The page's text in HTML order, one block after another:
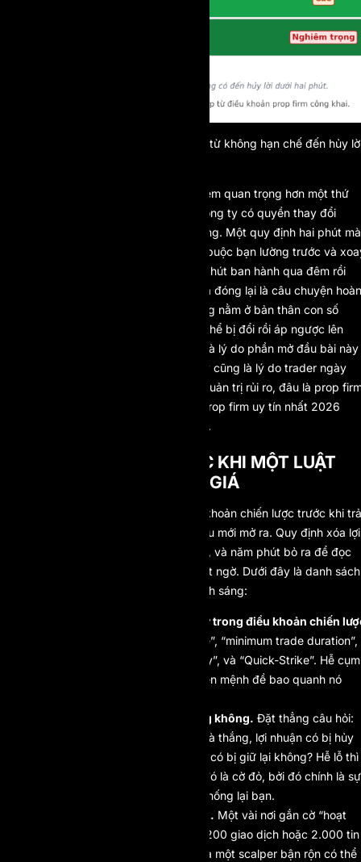
Hình 3. Bức tranh các mốc giữ lệnh, từ không hạn chế đến hủy
Con số cụ thể của ngưỡng thật ra kém quan trọng hơn một thứ
mà bảng trên không thể hiện: liệu công ty có quyền thay đổi
ngưỡng đó rồi áp ngược lại hay không. Một quy định hai phút mà
bạn nắm rõ ngay từ đầu chỉ là ràng buộc bạn lường trước và
xở được. Nhưng một quy định một phút ban hành qua đêm rồi
quét ngược vào những vị thế bạn đã đóng lại là câu chuyện hoàn
toàn khác. Mối nguy đích thực không nằm ở bản thân con số
ngưỡng, mà ở chỗ một quy định có thể bị đổi rồi áp ngược lên
những giao dịch đã hoàn tất, và đó là lý do phần mở đầu bài này
khép lại bằng một vụ đóng cửa. Đây cũng là lý do trader ngày
cách các prop firm quản trị rủi ro, đâu là prop
prop firm uy tín nhất 2026
trước khi nạp tiền vào một tài khoản.
CÁCH KIỂM TRA TRƯỚC KHI MỘT LUẬT
NGẦM KHIẾN BẠN TRẢ GIÁ
Hãy đọc điều khoản chi trả và điều khoản chiến lược trước khi trả
phí thử thách, đừng để tới lúc đã đậu mới mở ra. Quy định xóa lợi
nhuận luôn nằm trong phần chữ nhỏ, và năm phút bỏ ra để đọc
đáng giá hơn nhiều một cú đòi lại bất ngờ. Dưới đây là danh sách
kiểm tra thực sự lôi được rủi ro ra ánh sáng:
Soi đúng những cụm chữ này trong điều khoản chiến
“minimum hold time”, “minimum trade duration”,
“tick scalping”, “HFT”, “latency”, và “Quick-Strike”. Hễ cụm
nào xuất hiện, hãy đọc trọn vẹn mệnh đề bao quanh nó
Kiểm tra xem luật có đối xứng không. Đặt thẳng câu hỏi:
nếu một vị thế dưới ngưỡng mà thắng, lợi nhuận có bị hủy
không? Nếu nó thua, khoản lỗ có bị giữ lại không? Hễ lỗ thì
tính mà lời thì không, hãy coi đó là cờ đỏ, bởi đó chính là sự
bất đối xứng đang âm thầm chống lại bạn.
Để mắt tới cả giới hạn số lệnh. Một vài nơi gắn cờ “hoạt
động quá mức” ở ngưỡng cỡ 200 giao dịch hoặc 2.000 tin
nhắn server mỗi ngày, mức mà một scalper bận rộn có thể